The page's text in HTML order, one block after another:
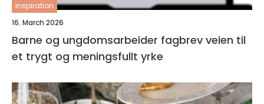
inspiration
16. March 2026
Barne og ungdomsarbeider fagbrev veien til
et trygt og meningsfullt yrke